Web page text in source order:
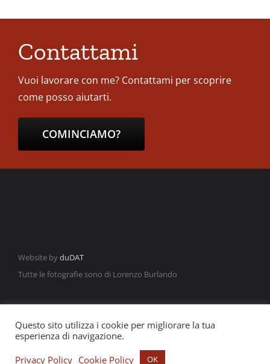
Contattami
Vuoi lavorare con me? Contattami per scoprire
come posso aiutarti.
COMINCIAMO?
Website byduDAT
Tutte le fotografie sono di Lorenzo Burlando
©2021 Francesco Locane | P.IVA: 03639401201
Questo sito utilizza i cookie per migliorare la tua
esperienza di navigazione.
Privacy Policy Cookie Policy OK